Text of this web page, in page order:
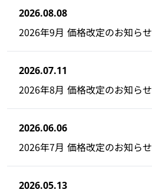
2026.08.08
2026年9月 価格改定のお知らせ
2026.07.11
2026年8月 価格改定のお知らせ
2026.06.06
2026年7月 価格改定のお知らせ
2026.05.13